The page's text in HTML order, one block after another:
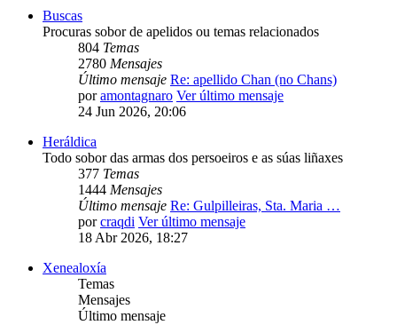
Buscas
Procuras sobor de apelidos ou temas relacionados
804 Temas
2780 Mensajes
Último mensaje Re: apellido Chan (no Chans)
poramontagnaro Ver último mensaje
24 Jun 2026, 20:06
Heráldica
Todo sobor das armas dos persoeiros e as súas liñaxes
377 Temas
1444 Mensajes
Último mensaje Re: Gulpilleiras, Sta. Maria …
porcraqdi Ver último mensaje
18 Abr 2026, 18:27
Xenealoxía
Temas
Mensajes
Último mensaje